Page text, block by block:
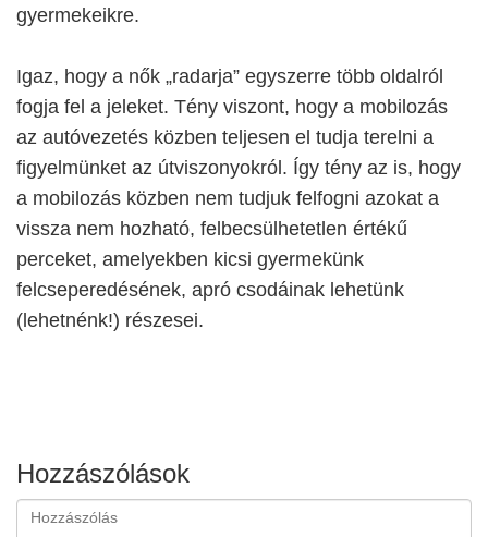
gyermekeikre.
Igaz, hogy a nők „radarja” egyszerre több oldalról
fogja fel a jeleket. Tény viszont, hogy a mobilozás
az autóvezetés közben teljesen el tudja terelni a
figyelmünket az útviszonyokról. Így tény az is, hogy
a mobilozás közben nem tudjuk felfogni azokat a
vissza nem hozható, felbecsülhetetlen értékű
perceket, amelyekben kicsi gyermekünk
felcseperedésének, apró csodáinak lehetünk
(lehetnénk!) részesei.
Hozzászólások